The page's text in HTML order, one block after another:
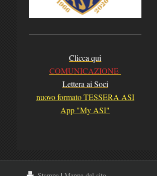
Clicca qui
COMUNICAZIONE
Lettera ai Soci
nuovo formato TESSERA ASI
App "My ASI"